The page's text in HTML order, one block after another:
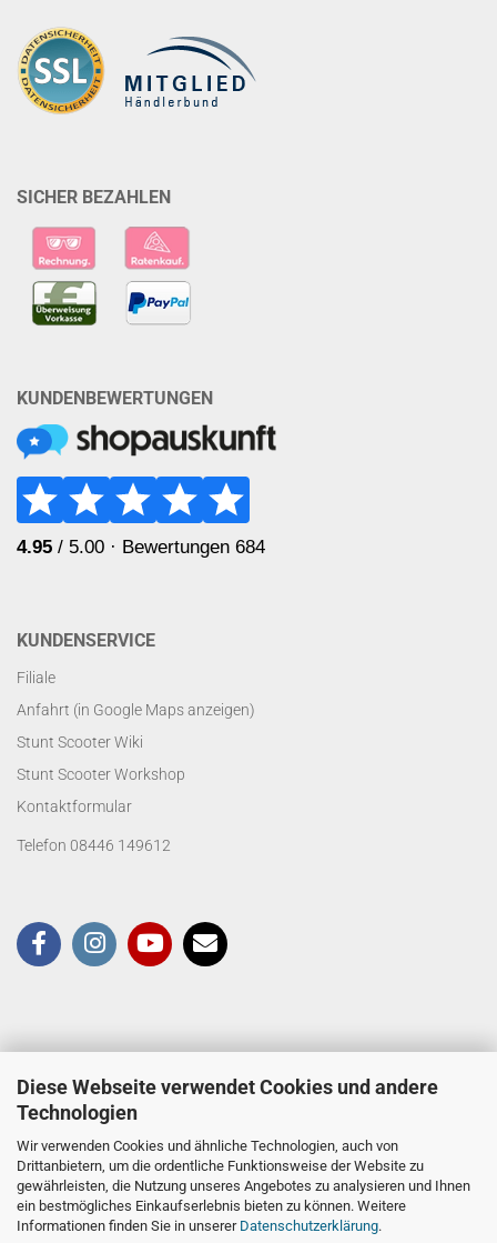
Diese Webseite verwendet Cookies und andere
Technologien
Wir verwenden Cookies und ähnliche Technologien, auch von
Drittanbietern, um die ordentliche Funktionsweise der Website zu
gewährleisten, die Nutzung unseres Angebotes zu analysieren und Ihnen
ein bestmögliches Einkaufserlebnis bieten zu können. Weitere
Informationen finden Sie in unserer Datenschutzerklärung.
SICHER BEZAHLEN
KUNDENBEWERTUNGEN
KUNDENSERVICE
Filiale
Anfahrt (in Google Maps anzeigen)
Stunt Scooter Wiki
Stunt Scooter Workshop
Kontaktformular
Telefon 08446 149612